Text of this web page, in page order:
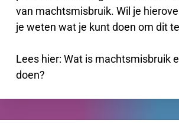
van machtsmisbruik. Wil je
je weten wat je kunt doen om dit
Lees hier: Wat is machtsmisbruik
doen?